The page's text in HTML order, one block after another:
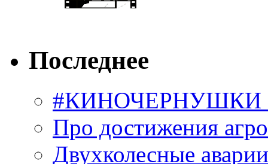
Последнее
#КИНОЧЕРНУШКИ
Про достижения
Двухколесные